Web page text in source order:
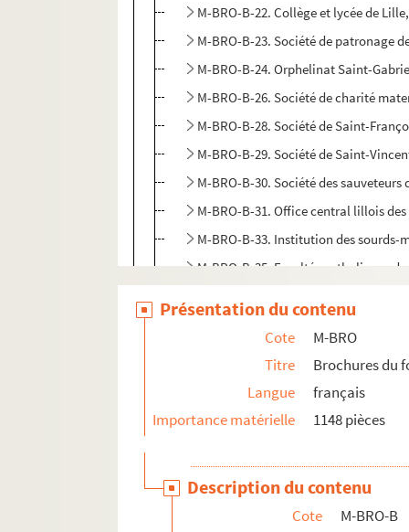
M-BRO-B-22. Collège et lycée de
M-BRO-B-23. Société de patronage
M-BRO-B-24. Orphelinat Saint-
M-BRO-B-26. Société de charité
M-BRO-B-28. Société de Saint-
M-BRO-B-29. Société de Saint-
M-BRO-B-30. Société des sauveteurs
M-BRO-B-31. Office central lillois
M-BRO-B-33. Institution des sourds-
M-BRO-B-35. Facultés catholiques
M-BRO-D. Société scientifiques et
M-BRO-E. Travaux municipaux et
Présentation du contenu
Cote
M-BRO
Titre
Brochures du
Langue
français
Importance matérielle
1148 pièces
Description du contenu
Cote
M-BRO-B